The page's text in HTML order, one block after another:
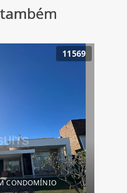
11569
CONDOMÍNIO